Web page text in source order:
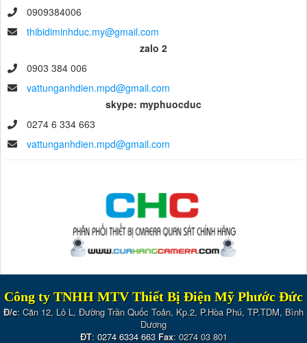
0909384006
thibidiminhduc.my@gmail.com
zalo 2
0903 384 006
vattunganhdien.mpd@gmail.com
skype: myphuocduc
0274 6 334 663
vattunganhdien.mpd@gmail.com
Công ty TNHH MTV Thiết Bị Điện Mỹ Phước Đức
Đ/c: Căn 12, Lô L, Đường Trần Quốc Toản, Kp.2, P.Hòa Phú, TP.TDM, Bình
Dương
ĐT: 0274 6334 663 Fax: 0274 03 801